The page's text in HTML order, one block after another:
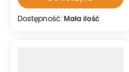
Dostępność: Mała ilość